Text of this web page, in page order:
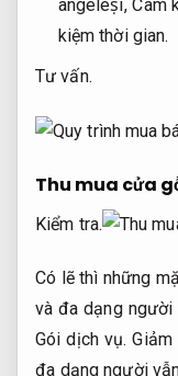
angeleṣi,Cam
kiệm thời gian.
Tư vấn.
Thu mua cửa
Kiểm tra.
Có lẽ thì những
và đa dạng
Gói dịch vụ.
đa dạng người